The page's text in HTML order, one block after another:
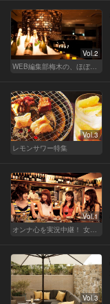
Vol.2
WEB編集部梅木の、ほぼノンフィクション合コン実況中継
Vol.3
レモンサワー特集
Vol.1
オンナ心を実況中継！ 女性が嬉しい合コンの法則 & 使える合コン酒場
Vol.3